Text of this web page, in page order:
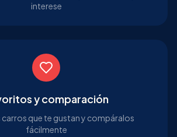
interese
y comparación
carros que te gustan y compáralos
fácilmente